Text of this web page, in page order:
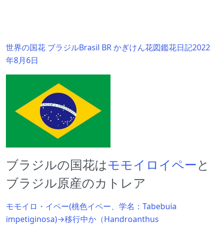
世界の国花 ブラジルBrasil BR かぎけん花図鑑花日記2022
年8月6日
ブラジルの国花はモモイロイペーと
ブラジル原産のカトレア
モモイロ・イペー(桃色イペー、学名：Tabebuia
impetiginosa)→移行中か（Handroanthus